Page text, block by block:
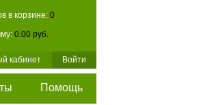
в корзине: 0
0.00 руб.
кабинет Войти
Помощь